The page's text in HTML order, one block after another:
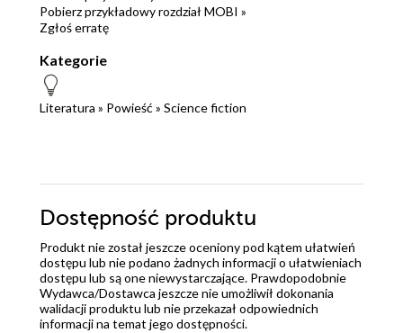
Pobierz przykładowy rozdział MOBI »
Zgłoś erratę
Kategorie
Literatura » Powieść » Science fiction
Dostępność produktu
Produkt nie został jeszcze oceniony pod kątem ułatwień
dostępu lub nie podano żadnych informacji o ułatwieniach
dostępu lub są one niewystarczające. Prawdopodobnie
Wydawca/Dostawca jeszcze nie umożliwił dokonania
walidacji produktu lub nie przekazał odpowiednich
informacji na temat jego dostępności.